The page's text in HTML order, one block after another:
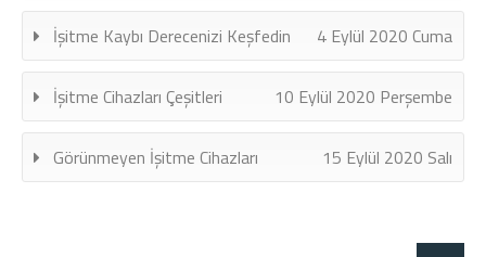
İşitme Kaybı Derecenizi Keşfedin 4 Eylül 2020 Cuma
İşitme Cihazları Çeşitleri 10 Eylül 2020 Perşembe
Görünmeyen İşitme Cihazları 15 Eylül 2020 Salı